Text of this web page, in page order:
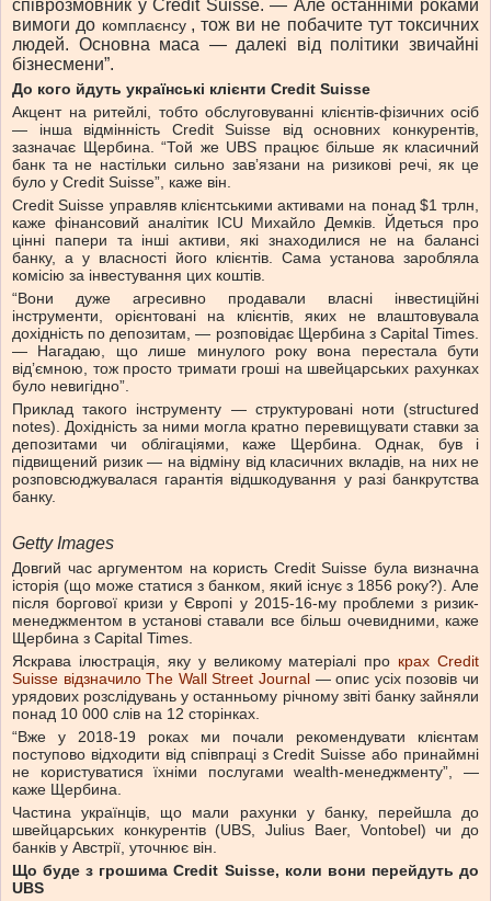
співрозмовник у Credit Suisse. — Але останніми роками
вимоги до комплаєнсу , тож ви не побачите тут токсичних
людей. Основна маса — далекі від політики звичайні
бізнесмени”.
До кого йдуть українські клієнти Credit Suisse
Акцент на ритейлі, тобто обслуговуванні клієнтів-фізичних осіб
— інша відмінність Credit Suisse від основних конкурентів,
зазначає Щербина. “Той же UBS працює більше як класичний
банк та не настільки сильно завʼязани на ризикові речі, як це
було у Credit Suisse”, каже він.
Credit Suisse управляв клієнтськими активами на понад $1 трлн,
каже фінансовий аналітик ICU Михайло Демків. Йдеться про
цінні папери та інші активи, які знаходилися не на балансі
банку, а у власності його клієнтів. Сама установа заробляла
комісію за інвестування цих коштів.
“Вони дуже агресивно продавали власні інвестиційні
інструменти, орієнтовані на клієнтів, яких не влаштовувала
дохідність по депозитам, — розповідає Щербина з Capital Times.
— Нагадаю, що лише минулого року вона перестала бути
відʼємною, тож просто тримати гроші на швейцарських рахунках
було невигідно”.
Приклад такого інструменту — структуровані ноти (structured
notes). Дохідність за ними могла кратно перевищувати ставки за
депозитами чи облігаціями, каже Щербина. Однак, був і
підвищений ризик — на відміну від класичних вкладів, на них не
розповсюджувалася гарантія відшкодування у разі банкрутства
банку.
Getty Images
Довгий час аргументом на користь Credit Suisse була визначна
історія (що може статися з банком, який існує з 1856 року?). Але
після боргової кризи у Європі у 2015-16-му проблеми з ризик-
менеджментом в установі ставали все більш очевидними, каже
Щербина з Capital Times.
Яскрава ілюстрація, яку у великому матеріалі про крах Credit
Suisse відзначило The Wall Street Journal — опис усіх позовів чи
урядових розслідувань у останньому річному звіті банку зайняли
понад 10 000 слів на 12 сторінках.
“Вже у 2018-19 роках ми почали рекомендувати клієнтам
поступово відходити від співпраці з Credit Suisse або принаймні
не користуватися їхніми послугами wealth-менеджменту”, —
каже Щербина.
Частина українців, що мали рахунки у банку, перейшла до
швейцарських конкурентів (UBS, Julius Baer, Vontobel) чи до
банків у Австрії, уточнює він.
Що буде з грошима Credit Suisse, коли вони перейдуть до
UBS